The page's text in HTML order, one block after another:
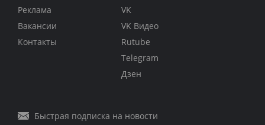
Реклама
Вакансии
Контакты
VK
VK Видео
Rutube
Telegram
Дзен
Быстрая подписка на новости